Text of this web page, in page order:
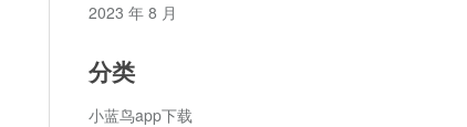
2023 年 8 月
分类
小蓝鸟app下载